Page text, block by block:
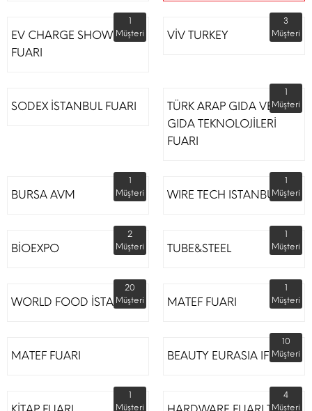
EV CHARGE SHOW
FUARI
1
Müşteri
VİV TURKEY
3
Müşteri
SODEX İSTANBUL FUARI
TÜRK ARAP GIDA VE
GIDA TEKNOLOJİLERİ
FUARI
1
Müşteri
BURSA AVM
1
Müşteri
WIRE TECH ISTANBUL
1
Müşteri
BİOEXPO
2
Müşteri
TUBE&STEEL
1
Müşteri
WORLD FOOD İSTANBUL
20
Müşteri
MATEF FUARI
1
Müşteri
MATEF FUARI BEAUTY EURASIA IFM
10
Müşteri
1
Müşteri
4
Müşteri